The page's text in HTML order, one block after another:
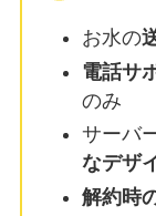
お水の
電話サ
のみ
サーバ
なデザ
解約時